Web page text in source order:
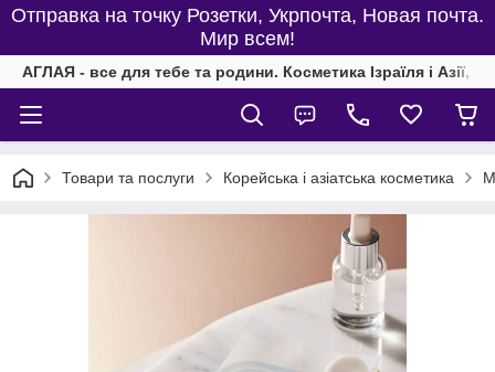
Отправка на точку Розетки, Укрпочта, Новая почта.
Мир всем!
АГЛАЯ - все для тебе та родини. Косметика Ізраїля і Азії,
Товари та послуги Корейська і азіатська косметика